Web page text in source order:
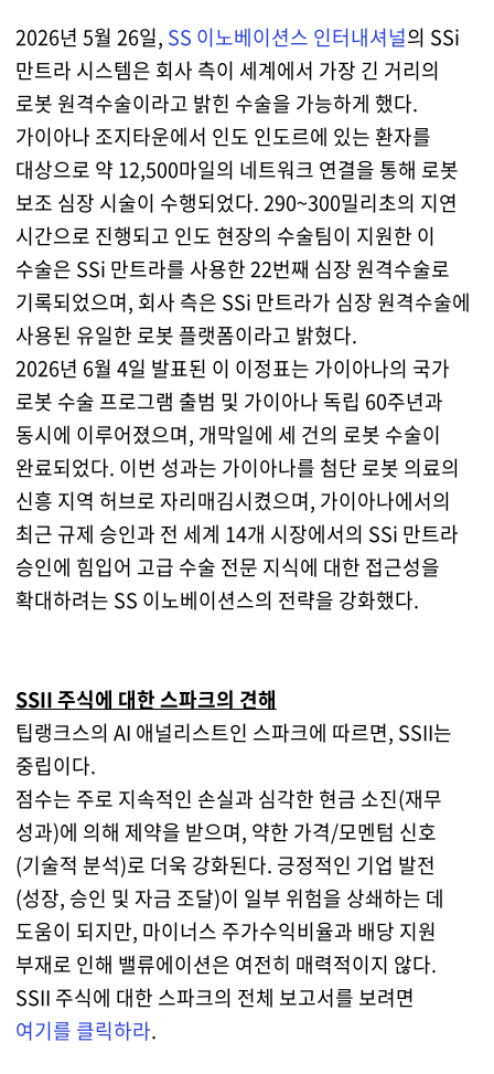
2026년 5월 26일, SS 이노베이션스 인터내셔널의 SSi
만트라 시스템은 회사 측이 세계에서 가장 긴 거리의
로봇 원격수술이라고 밝힌 수술을 가능하게 했다.
가이아나 조지타운에서 인도 인도르에 있는 환자를
대상으로 약 12,500마일의 네트워크 연결을 통해 로봇
보조 심장 시술이 수행되었다. 290~300밀리초의 지연
시간으로 진행되고 인도 현장의 수술팀이 지원한 이
수술은 SSi 만트라를 사용한 22번째 심장 원격수술로
기록되었으며, 회사 측은 SSi 만트라가 심장 원격수술에
사용된 유일한 로봇 플랫폼이라고 밝혔다.
2026년 6월 4일 발표된 이 이정표는 가이아나의 국가
로봇 수술 프로그램 출범 및 가이아나 독립 60주년과
동시에 이루어졌으며, 개막일에 세 건의 로봇 수술이
완료되었다. 이번 성과는 가이아나를 첨단 로봇 의료의
신흥 지역 허브로 자리매김시켰으며, 가이아나에서의
최근 규제 승인과 전 세계 14개 시장에서의 SSi 만트라
승인에 힘입어 고급 수술 전문 지식에 대한 접근성을
확대하려는 SS 이노베이션스의 전략을 강화했다.
SSII 주식에 대한 스파크의 견해
팁랭크스의 AI 애널리스트인 스파크에 따르면, SSII는
중립이다.
점수는 주로 지속적인 손실과 심각한 현금 소진(재무
성과)에 의해 제약을 받으며, 약한 가격/모멘텀 신호
(기술적 분석)로 더욱 강화된다. 긍정적인 기업 발전
(성장, 승인 및 자금 조달)이 일부 위험을 상쇄하는 데
도움이 되지만, 마이너스 주가수익비율과 배당 지원
부재로 인해 밸류에이션은 여전히 매력적이지 않다.
SSII 주식에 대한 스파크의 전체 보고서를 보려면
여기를 클릭하라.